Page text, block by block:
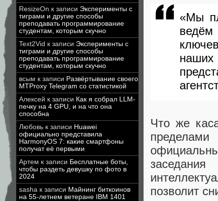
ResizeOn к записи Эксперименты с
тиграми и другие способы
преподавать программирование
студентам, которым скучно
Text2Vid к записи Эксперименты с
тиграми и другие способы
преподавать программирование
студентам, которым скучно
всым к записи Развёртывание своего
MTProxy Telegram со статистикой
Алексей к записи Как я собрал LLM-
печку на 4 GPU, и на что она
способна
Любовь к записи Huawei
официально представила
HarmonyOS 7: какие смартфоны
получат её первыми
Артем к записи Бесплатные боты,
чтобы раздеть девушку по фото в
2024
sasha к записи Майнинг биткоинов
на 55-летнем ветеране IBM 1401
«Мы
Что же
позволит